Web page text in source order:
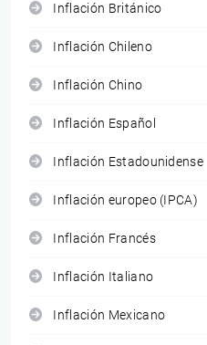
Inflación Británico
Inflación Chileno
Inflación Chino
Inflación Español
Inflación Estadounidense
Inflación europeo (IPCA)
Inflación Francés
Inflación Italiano
Inflación Mexicano